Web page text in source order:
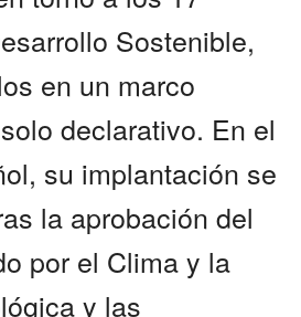
Sostenible,
en un marco
declarativo. En el
su implantación se
la aprobación del
por el Clima y la
y las